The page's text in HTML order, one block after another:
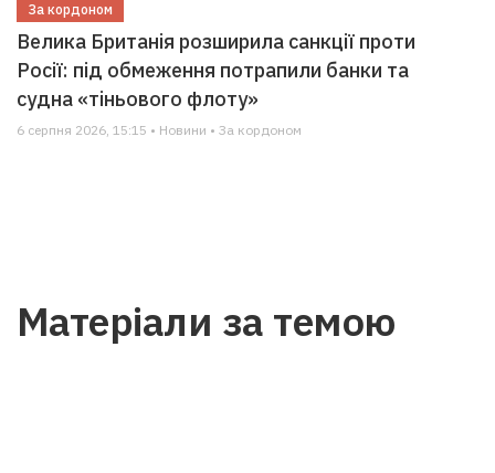
За кордоном
Велика Британія розширила санкції проти
Росії: під обмеження потрапили банки та
судна «тіньового флоту»
6 серпня 2026, 15:15 • Новини • За кордоном
Матеріали за темою